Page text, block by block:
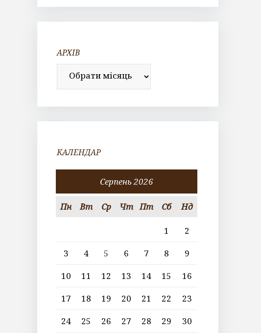
АРХІВ
Архів
КАЛЕНДАР
Серпень 2026
Пн Вт Ср Чт Пт Сб Нд
1
2
3
4 5 6 7 8
9
10
11 12 13 14 15
16
17
18 19 20 21 22
23
24
25 26 27 28 29
30